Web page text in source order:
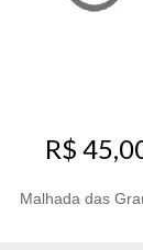
R$
Malhada das